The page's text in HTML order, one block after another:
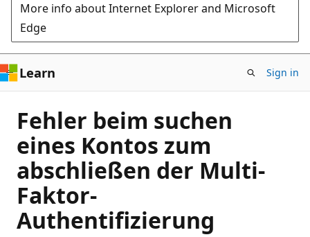
More info about Internet Explorer and Microsoft
Edge
Learn Sign in
Fehler beim suchen
eines Kontos zum
abschließen der Multi-
Faktor-
Authentifizierung